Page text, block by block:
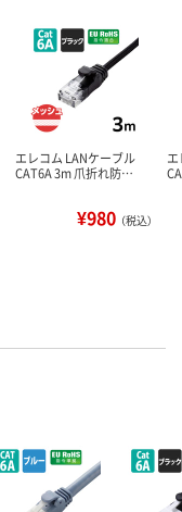
エレコム LANケーブル
CAT6A 3m 爪折れ防…
¥980 （税込）